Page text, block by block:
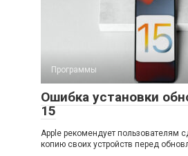
Программы
Ошибка установки
15
Apple рекомендует пользователям
копию своих устройств перед